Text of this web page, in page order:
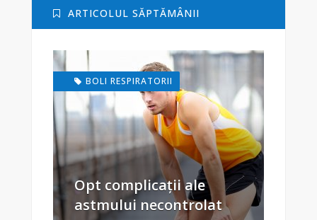
ARTICOLUL SĂPTĂMÂNII
BOLI RESPIRATORII
Opt complicații ale
astmului necontrolat